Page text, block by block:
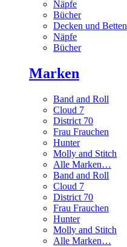
Näpfe
Bücher
Decken und Betten
Näpfe
Bücher
Marken
Band and Roll
Cloud 7
District 70
Frau Frauchen
Hunter
Molly and Stitch
Alle Marken…
Band and Roll
Cloud 7
District 70
Frau Frauchen
Hunter
Molly and Stitch
Alle Marken…